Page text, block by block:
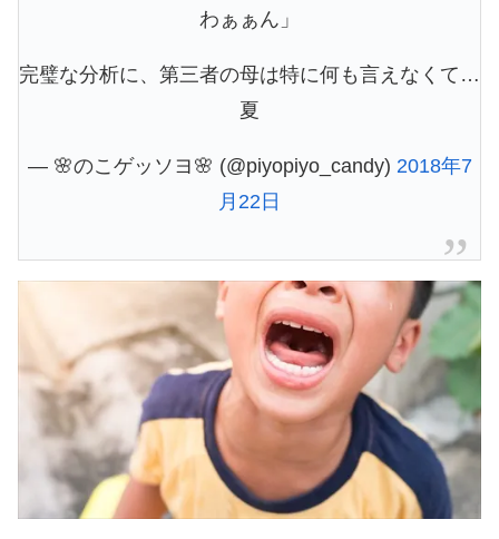
わぁぁん」
完璧な分析に、第三者の母は特に何も言えなくて…
夏
— 🌸のこゲッソヨ🌸 (@piyopiyo_candy) 2018年7
月22日